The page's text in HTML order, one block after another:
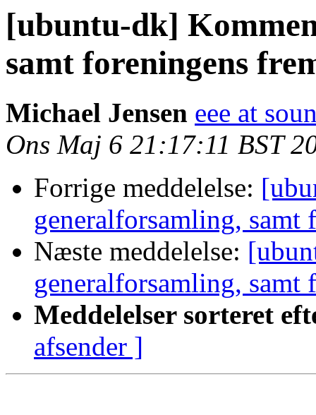
[ubuntu-dk]
samt foreningens
Michael Jensen eee at
Ons Maj 6 21:17:11 BST
Forrige meddelelse:
generalforsamling, samt
Næste meddelelse:
generalforsamling, samt
Meddelelser sorteret
afsender ]